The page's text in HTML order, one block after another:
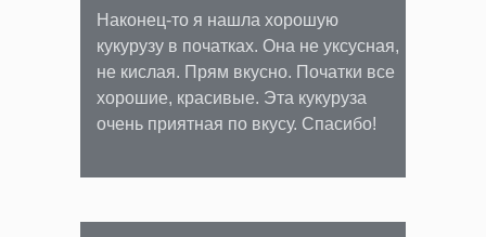
Наконец-то я нашла хорошую
кукурузу в початках. Она не уксусная,
не кислая. Прям вкусно. Початки все
хорошие, красивые. Эта кукуруза
очень приятная по вкусу. Спасибо!